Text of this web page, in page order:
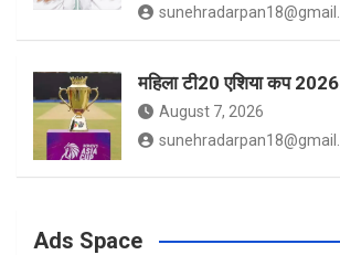
महिला टी20 एशिया कप
August 7, 2026
Ads Space